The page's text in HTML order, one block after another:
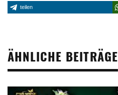
teilen
ÄHNLICHE BEITRÄGE